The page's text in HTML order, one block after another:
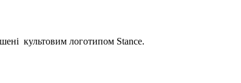
культовим логотипом Stance.